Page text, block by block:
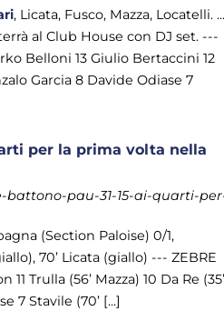
, Licata, Fusco, Mazza, Locatelli. ...
al Club House con DJ set. ---
Belloni 13 Giulio Bertaccini 12
Garcia 8 Davide Odiase 7
per la prima volta nella
pau-31-15-ai-quarti-
(Section Paloise) 0/1,
70’ Licata (giallo) --- ZEBRE
Trulla (56’ Mazza) 10 Da Re (35’
7 Stavile (70’ [...]